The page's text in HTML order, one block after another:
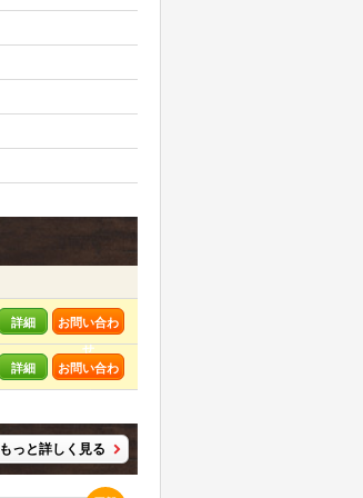
詳細
お問い合わ
せ
詳細
お問い合わ
せ
もっと詳しく見る